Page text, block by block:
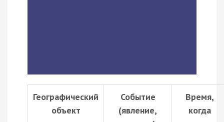
Географический
объект
Событие
(явление,
Время,
когда